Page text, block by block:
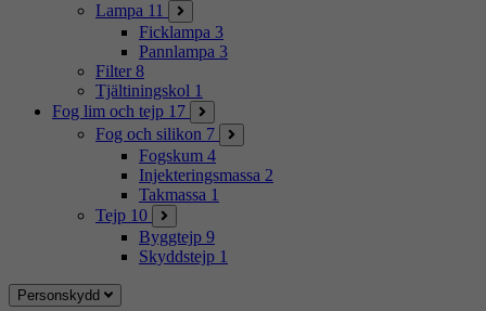
Lampa 11
Ficklampa 3
Pannlampa 3
Filter 8
Tjältiningskol 1
Fog lim och tejp 17
Fog och silikon 7
Fogskum 4
Injekteringsmassa 2
Takmassa 1
Tejp 10
Byggtejp 9
Skyddstejp 1
Personskydd